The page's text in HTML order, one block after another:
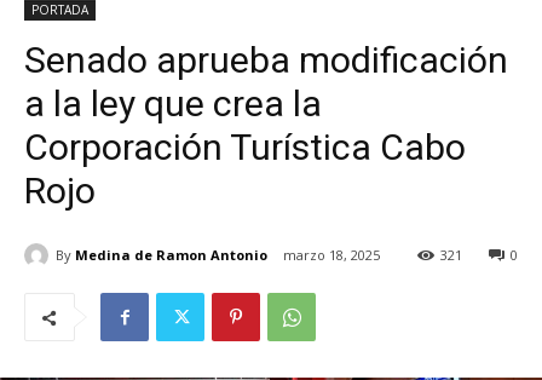
PORTADA
Senado aprueba modificación
a la ley que crea la
Corporación Turística Cabo
Rojo
By Medina de Ramon Antonio marzo 18, 2025 0
321